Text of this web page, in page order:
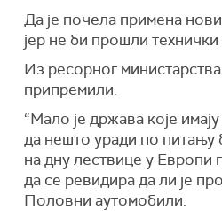
Да је почела примена
јер не би прошли технички
Из ресорног
припремили.
“Мало је држава које
да нешто уради по питању
на дну лествице у Европи
да се ревидира да ли је
Половни аутомобили.